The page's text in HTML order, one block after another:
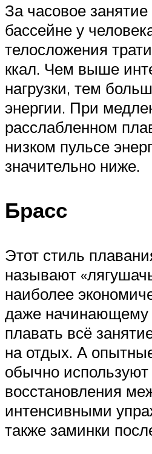
За часовое
бассейне у
телосложения
ккал. Чем выше
нагрузки, тем
энергии. При
расслабленном
низком пульсе
значительно ниже.
Брасс
Этот стиль
называют
наиболее
даже начинающему
плавать всё
на отдых. А
обычно
восстановления
интенсивными
также заминки